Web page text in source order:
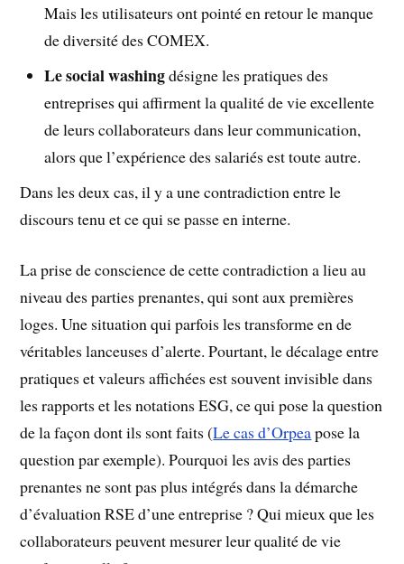
Mais les utilisateurs ont pointé en retour le manque
de diversité des COMEX.
Le social washingdésigne les pratiques des
entreprises qui affirment la qualité de vie excellente
de leurs collaborateurs dans leur communication,
alors que l’expérience des salariés est toute autre.
Dans les deux cas, il y a une contradiction entre le
discours tenu et ce qui se passe en interne.
La prise de conscience de cette contradiction a lieu au
niveau des parties prenantes, qui sont aux premières
loges. Une situation qui parfois les transforme en de
véritables lanceuses d’alerte. Pourtant, le décalage entre
pratiques et valeurs affichées est souvent invisible dans
les rapports et les notations ESG, ce qui pose la question
de la façon dont ils sont faits (Le cas d’Orpeapose la
question par exemple). Pourquoi les avis des parties
prenantes ne sont pas plus intégrés dans la démarche
d’évaluation RSE d’une entreprise ? Qui mieux que les
collaborateurs peuvent mesurer leur qualité de vie